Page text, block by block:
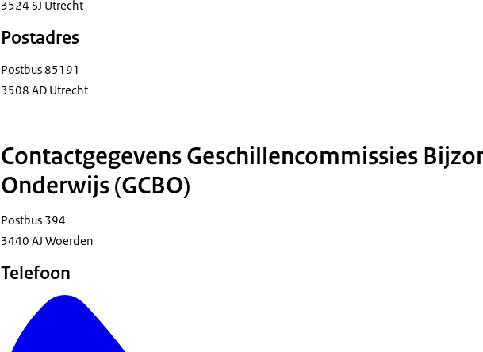
3524 SJ Utrecht
Postadres
Postbus 85191
3508 AD Utrecht
Contactgegevens Geschillencommissies
Onderwijs (GCBO)
Postbus 394
3440 AJ Woerden
Telefoon